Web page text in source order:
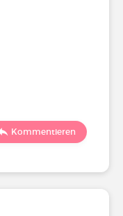
Kommentieren